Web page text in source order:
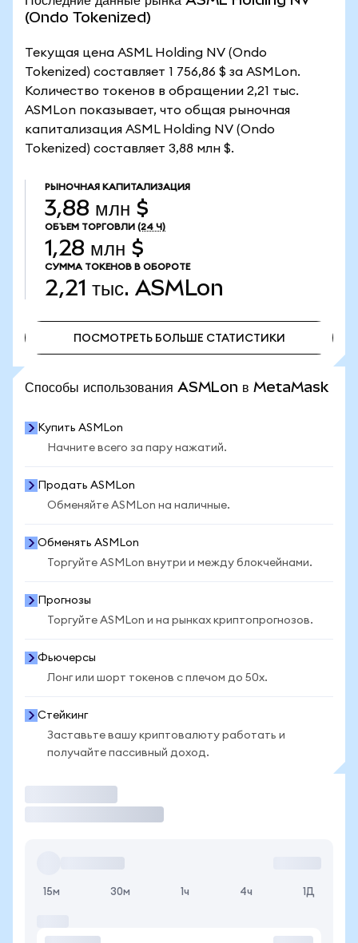
(Ondo Tokenized)
Текущая цена ASML Holding NV (Ondo
Tokenized) составляет 1 756,86 $ за ASMLon.
Количество токенов в обращении 2,21 тыс.
ASMLon показывает, что общая рыночная
капитализация ASML Holding NV (Ondo
Tokenized) составляет 3,88 млн $.
РЫНОЧНАЯ КАПИТАЛИЗАЦИЯ
3,88 млн $
ОБЪЕМ ТОРГОВЛИ (24 Ч)
1,28 млн $
СУММА ТОКЕНОВ В ОБОРОТЕ
2,21 тыс. ASMLon
ПОСМОТРЕТЬ БОЛЬШЕ СТАТИСТИКИ
Способы использования ASMLon в MetaMask
Купить ASMLon
Начните всего за пару нажатий.
Продать ASMLon
Обменяйте ASMLon на наличные.
Обменять ASMLon
Торгуйте ASMLon внутри и между блокчейнами.
Прогнозы
Торгуйте ASMLon и на рынках криптопрогнозов.
Фьючерсы
Лонг или шорт токенов с плечом до 50x.
Стейкинг
Заставьте вашу криптовалюту работать и
получайте пассивный доход.
15м 30м 1ч 4ч 1Д